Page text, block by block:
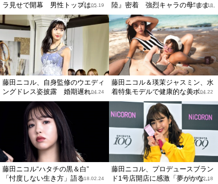
ラ見せで開幕 男性トップは...
2018.05.19
陸』密着 強烈キャラの母“まま...
2018.05.18
藤田ニコル、自身監修のウエディ
ングドレス姿披露 婚期遅れ...
2018.04.24
藤田ニコル＆瑛茉ジャスミン、水
着特集モデルで健康的な美ボ...
2018.04.22
藤田ニコル“ハタチの黒＆白”
「忖度しない生き方」語る2018.02.24
藤田ニコル、プロデュースブラン
ド1号店開店に感激「夢がかな...
2018.02.18